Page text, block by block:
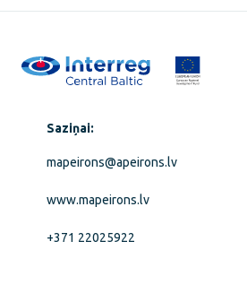
Saziņai:
mapeirons@apeirons.lv
www.mapeirons.lv
+371 22025922